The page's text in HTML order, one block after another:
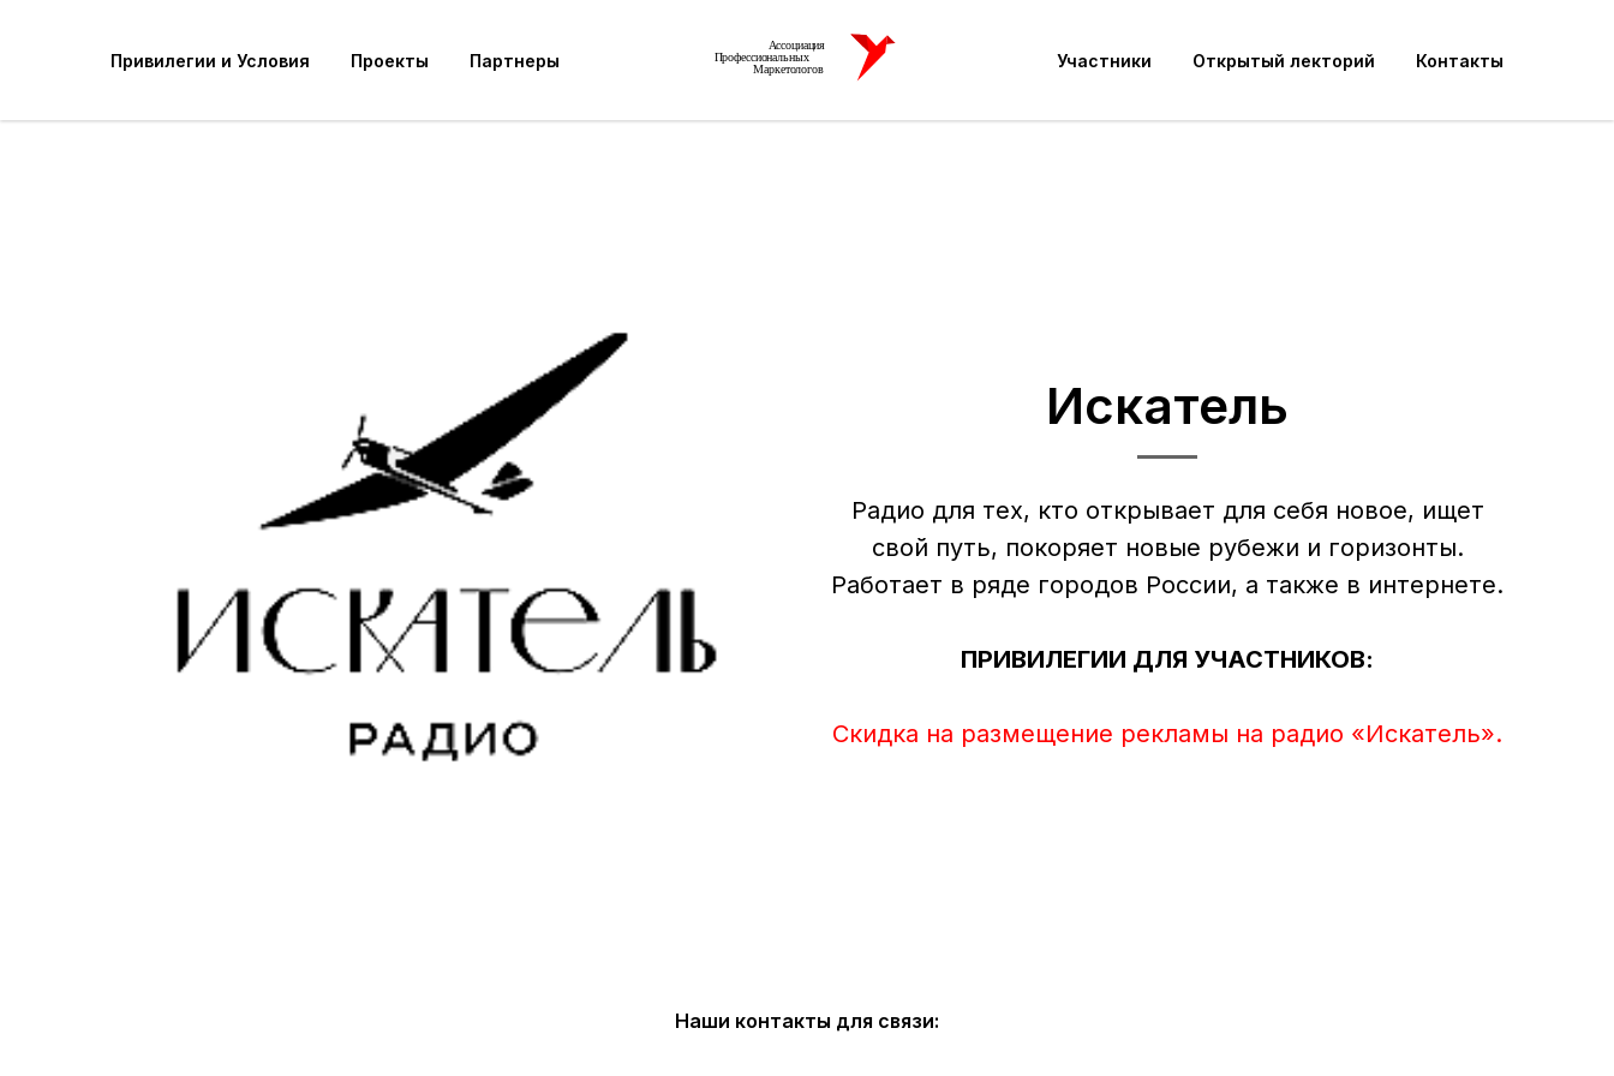
Привилегии и Условия Проекты Партнеры Участники Открытый лекторий Контакты
Искатель
Радио для тех, кто открывает для себя новое, ищет
свой путь, покоряет новые рубежи и горизонты.
Работает в ряде городов России, а также в интернете.
ПРИВИЛЕГИИ ДЛЯ УЧАСТНИКОВ:
Скидка на размещение рекламы на радио «Искатель».
Наши контакты для связи: